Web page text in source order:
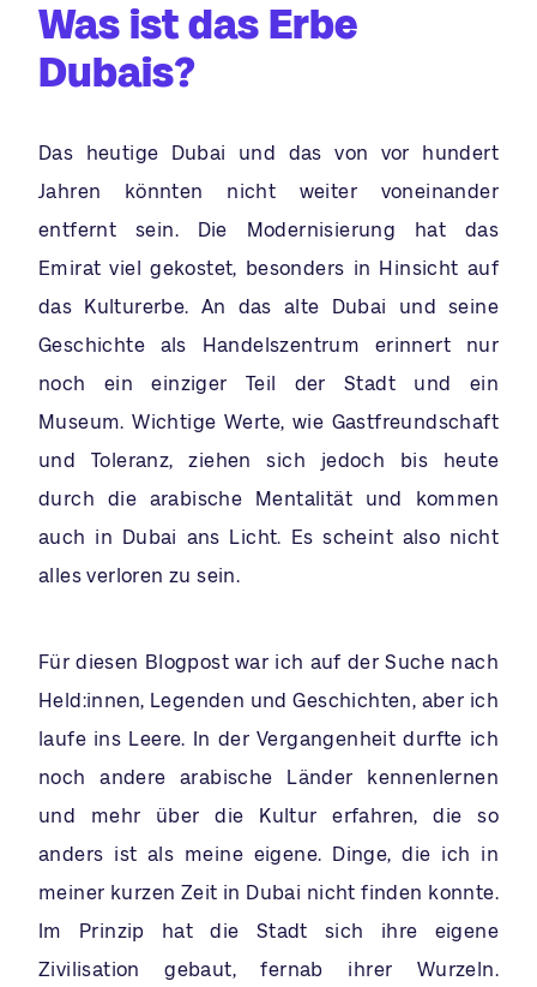
Was ist das Erbe
Dubais?
Das heutige Dubai und das von vor hundert
Jahren könnten nicht weiter voneinander
entfernt sein. Die Modernisierung hat das
Emirat viel gekostet, besonders in Hinsicht auf
das Kulturerbe. An das alte Dubai und seine
Geschichte als Handelszentrum erinnert nur
noch ein einziger Teil der Stadt und ein
Museum. Wichtige Werte, wie Gastfreundschaft
und Toleranz, ziehen sich jedoch bis heute
durch die arabische Mentalität und kommen
auch in Dubai ans Licht. Es scheint also nicht
alles verloren zu sein.
Für diesen Blogpost war ich auf der Suche nach
Held:innen, Legenden und Geschichten, aber ich
laufe ins Leere. In der Vergangenheit durfte ich
noch andere arabische Länder kennenlernen
und mehr über die Kultur erfahren, die so
anders ist als meine eigene. Dinge, die ich in
meiner kurzen Zeit in Dubai nicht finden konnte.
Im Prinzip hat die Stadt sich ihre eigene
Zivilisation gebaut, fernab ihrer Wurzeln.